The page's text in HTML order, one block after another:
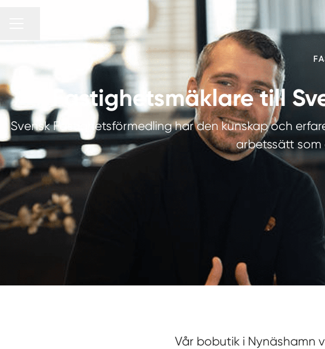
Fastighetsmäklare till
Svensk Fastighetsförmedling har den kunskap och
arbetssätt som
Vår bobutik i Nynäshamn